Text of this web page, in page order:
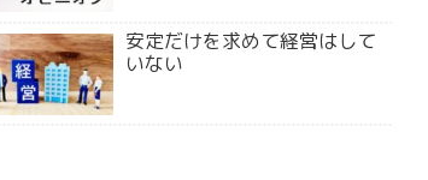
安定だけを求めて経営はして
いない